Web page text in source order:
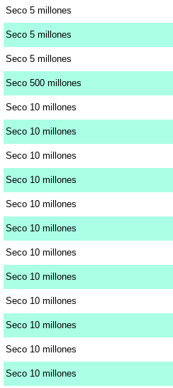
Seco 5 millones
Seco 5 millones
Seco 5 millones
Seco 500 millones
Seco 10 millones
Seco 10 millones
Seco 10 millones
Seco 10 millones
Seco 10 millones
Seco 10 millones
Seco 10 millones
Seco 10 millones
Seco 10 millones
Seco 10 millones
Seco 10 millones
Seco 10 millones